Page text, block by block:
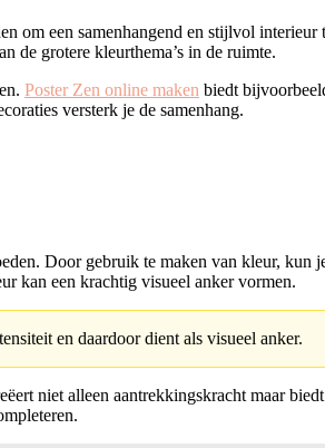
om een samenhangend en stijlvol
de grotere kleurthema’s in de ruimte.
Poster Zen online maken biedt
versterk je de samenhang.
Door gebruik te maken van kleur, kun
kan een krachtig visueel anker vormen.
en daardoor dient als visueel anker.
niet alleen aantrekkingskracht maar